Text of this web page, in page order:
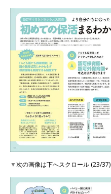
▼次の画像は下へスクロール (23/37)